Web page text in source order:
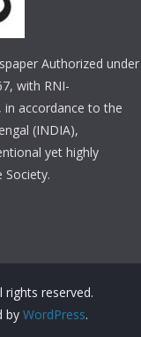
Authorized under
with RNI-
in accordance to the
(INDIA),
yet highly
rights reserved.
by WordPress.